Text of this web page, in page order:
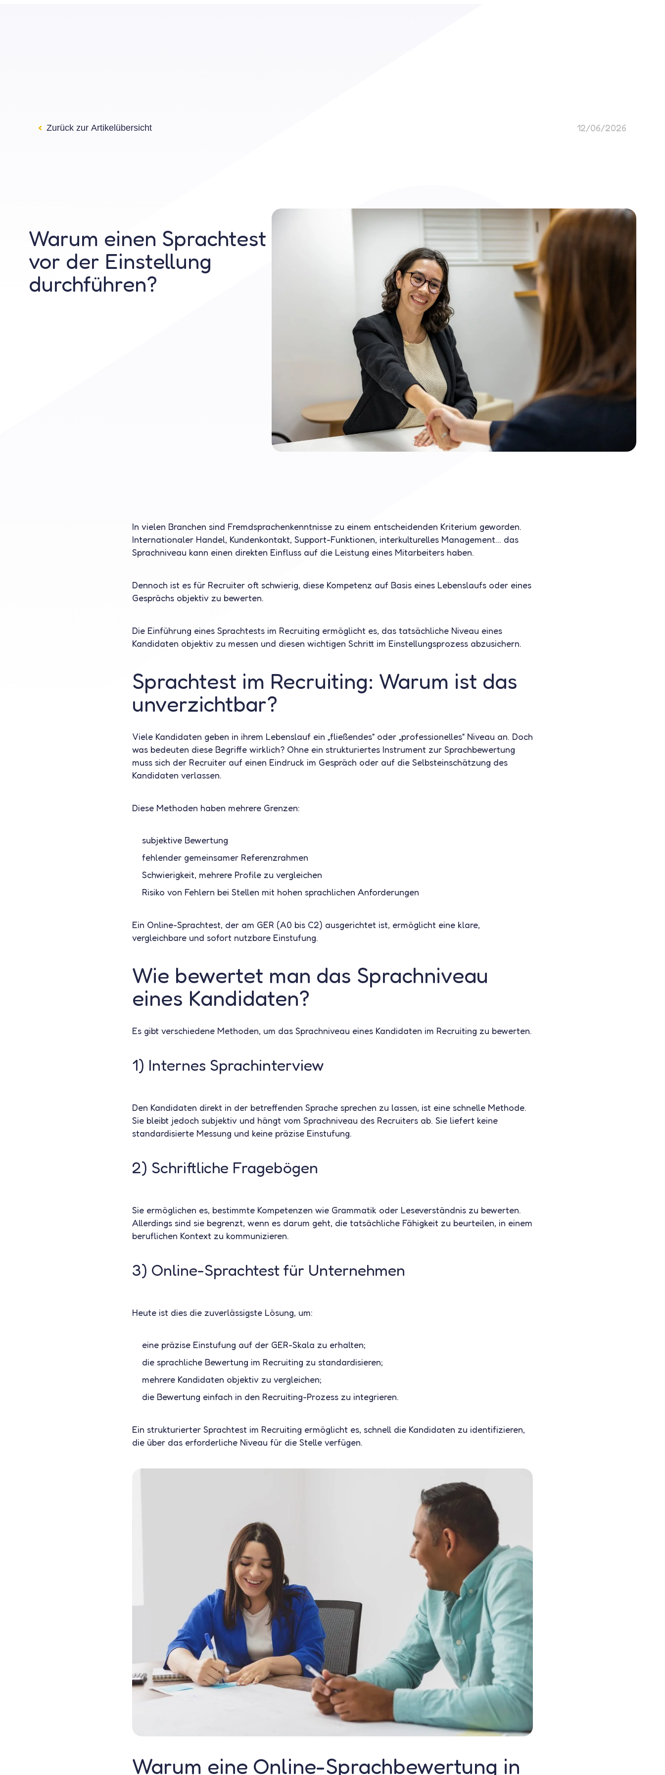
Zurück zur Artikelübersicht 12/06/2026
Warum einen Sprachtest
vor der Einstellung
durchführen?
In vielen Branchen sind Fremdsprachenkenntnisse zu einem entscheidenden Kriterium geworden.
Internationaler Handel, Kundenkontakt, Support-Funktionen, interkulturelles Management… das
Sprachniveau kann einen direkten Einfluss auf die Leistung eines Mitarbeiters haben.
Dennoch ist es für Recruiter oft schwierig, diese Kompetenz auf Basis eines Lebenslaufs oder eines
Gesprächs objektiv zu bewerten.
Die Einführung eines Sprachtests im Recruiting ermöglicht es, das tatsächliche Niveau eines
Kandidaten objektiv zu messen und diesen wichtigen Schritt im Einstellungsprozess abzusichern.
Sprachtest im Recruiting: Warum ist das
unverzichtbar?
Viele Kandidaten geben in ihrem Lebenslauf ein „fließendes“ oder „professionelles“ Niveau an. Doch
was bedeuten diese Begriffe wirklich? Ohne ein strukturiertes Instrument zur Sprachbewertung
muss sich der Recruiter auf einen Eindruck im Gespräch oder auf die Selbsteinschätzung des
Kandidaten verlassen.
Diese Methoden haben mehrere Grenzen:
subjektive Bewertung
fehlender gemeinsamer Referenzrahmen
Schwierigkeit, mehrere Profile zu vergleichen
Risiko von Fehlern bei Stellen mit hohen sprachlichen Anforderungen
Ein Online-Sprachtest, der am GER (A0 bis C2) ausgerichtet ist, ermöglicht eine klare,
vergleichbare und sofort nutzbare Einstufung.
Wie bewertet man das Sprachniveau
eines Kandidaten?
Es gibt verschiedene Methoden, um das Sprachniveau eines Kandidaten im Recruiting zu bewerten.
1) Internes Sprachinterview
Den Kandidaten direkt in der betreffenden Sprache sprechen zu lassen, ist eine schnelle Methode.
Sie bleibt jedoch subjektiv und hängt vom Sprachniveau des Recruiters ab. Sie liefert keine
standardisierte Messung und keine präzise Einstufung.
2) Schriftliche Fragebögen
Sie ermöglichen es, bestimmte Kompetenzen wie Grammatik oder Leseverständnis zu bewerten.
Allerdings sind sie begrenzt, wenn es darum geht, die tatsächliche Fähigkeit zu beurteilen, in einem
beruflichen Kontext zu kommunizieren.
3) Online-Sprachtest für Unternehmen
Heute ist dies die zuverlässigste Lösung, um:
eine präzise Einstufung auf der GER-Skala zu erhalten;
die sprachliche Bewertung im Recruiting zu standardisieren;
mehrere Kandidaten objektiv zu vergleichen;
die Bewertung einfach in den Recruiting-Prozess zu integrieren.
Ein strukturierter Sprachtest im Recruiting ermöglicht es, schnell die Kandidaten zu identifizieren,
die über das erforderliche Niveau für die Stelle verfügen.
Warum eine Online-Sprachbewertung in